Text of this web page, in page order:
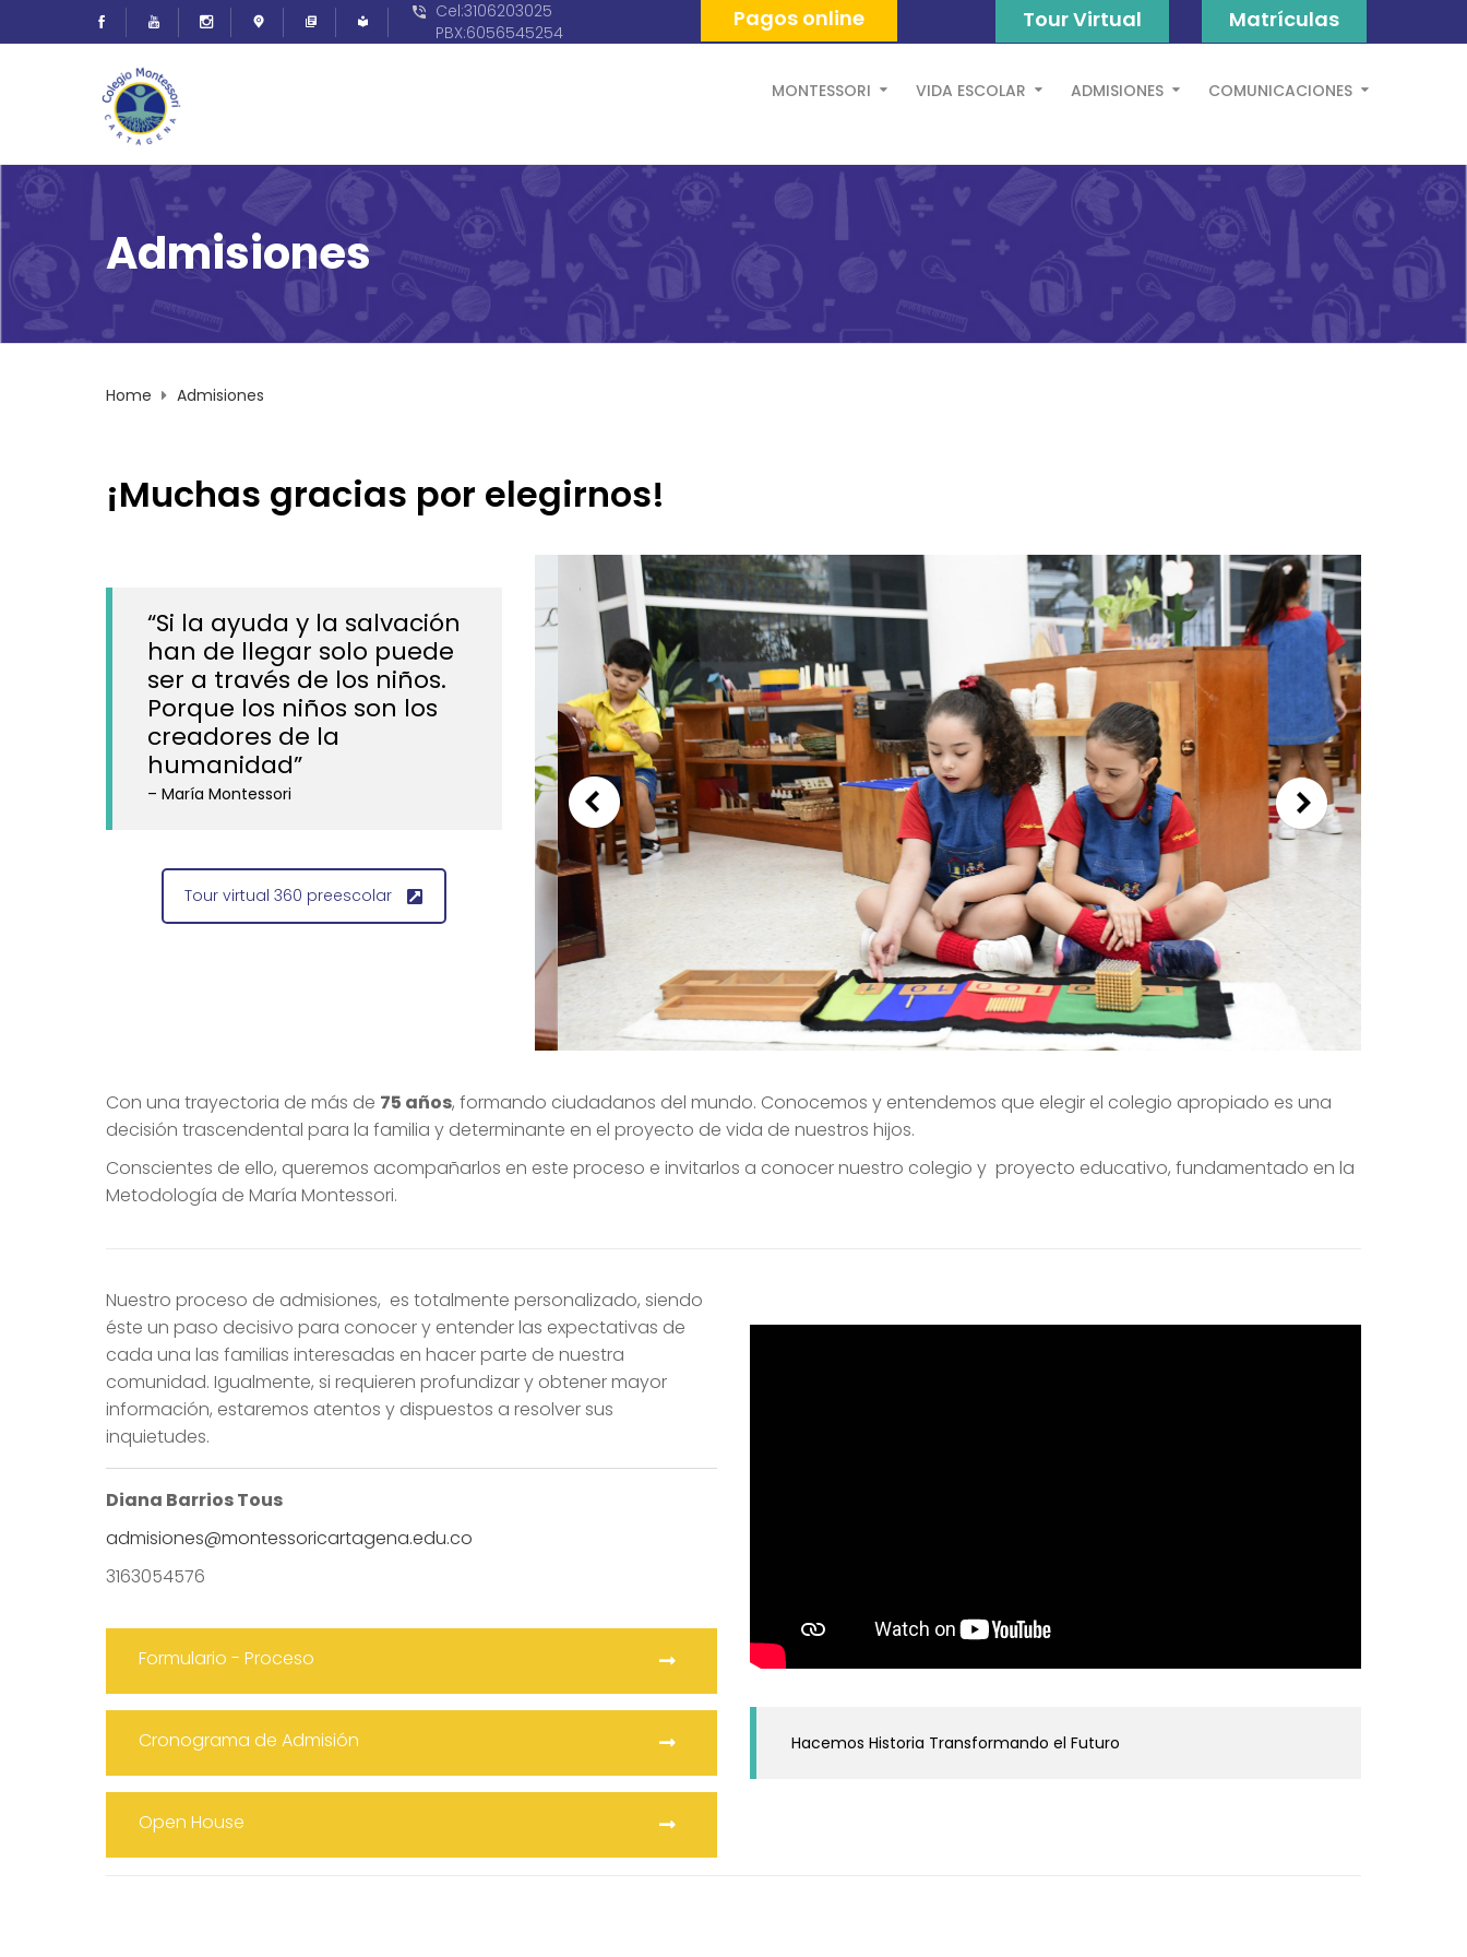
Cel:3106203025
PBX:6056545254
Pagos online Matrículas
Tour Virtual
MONTESSORI VIDA ESCOLAR ADMISIONES COMUNICACIONES
Admisiones
Home Admisiones
¡Muchas gracias por elegirnos!
“Si la ayuda y la salvación
han de llegar solo puede
ser a través de los niños.
Porque los niños son los
creadores de la
humanidad”
– María Montessori
Tour virtual 360 preescolar
Con una trayectoria de más de 75 años, formando ciudadanos del mundo. Conocemos y entendemos que elegir el colegio apropiado es una
decisión trascendental para la familia y determinante en el proyecto de vida de nuestros hijos.
Conscientes de ello, queremos acompañarlos en este proceso e invitarlos a conocer nuestro colegio y proyecto educativo, fundamentado en la
Metodología de María Montessori.
Nuestro proceso de admisiones, es totalmente personalizado, siendo
éste un paso decisivo para conocer y entender las expectativas de
cada una las familias interesadas en hacer parte de nuestra
comunidad. Igualmente, si requieren profundizar y obtener mayor
información, estaremos atentos y dispuestos a resolver sus
inquietudes.
Diana Barrios Tous
admisiones@montessoricartagena.edu.co
3163054576
Formulario - Proceso
Cronograma de Admisión
Open House
Hacemos Historia Transformando el Futuro